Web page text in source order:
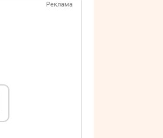
Реклама